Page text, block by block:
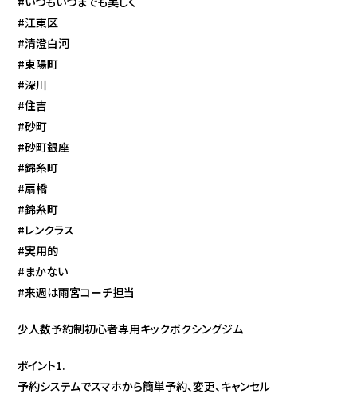
#江東区
#清澄白河
#東陽町
#深川
#住吉
#砂町
#砂町銀座
#錦糸町
#扇橋
#錦糸町
#レンクラス
#実用的
#まかない
#来週は雨宮コーチ担当
少人数予約制初心者専用キックボクシングジム
ポイント1.
予約システムでスマホから簡単予約、変更、キャンセル